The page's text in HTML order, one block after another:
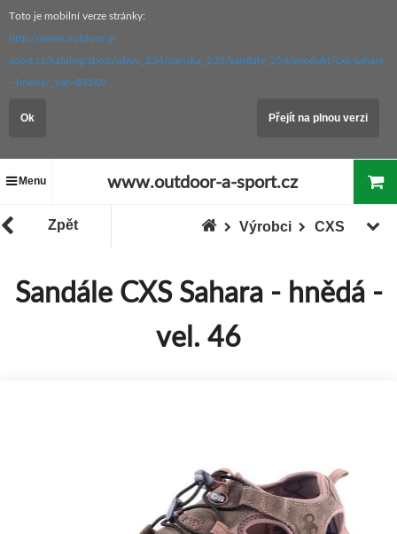
Toto je mobilní verze stránky:
http://www.outdoor-a-
sport.cz/katalog/zbozi/obuv_234/panska_235/sandale_254/produkt/cxs-sahara-
--hneda/_var=89260
Ok Přejít na plnou verzi
Menu www.outdoor-a-sport.cz
Zpět CXS
Výrobci
Sandále CXS Sahara - hnědá -
vel. 46